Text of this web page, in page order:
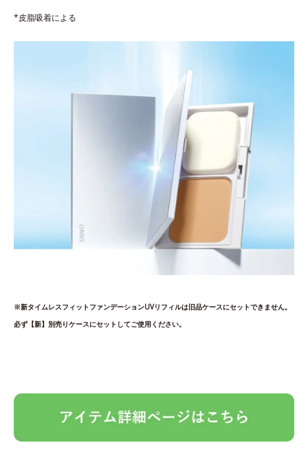
*皮脂吸着による
※新タイムレスフィットファンデーションUVリフィルは旧品ケースにセットできません。
必ず【新】別売りケースにセットしてご使用ください。